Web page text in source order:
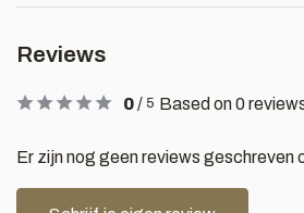
Reviews
0/ 5 Based on 0
Er zijn nog geen reviews geschreven